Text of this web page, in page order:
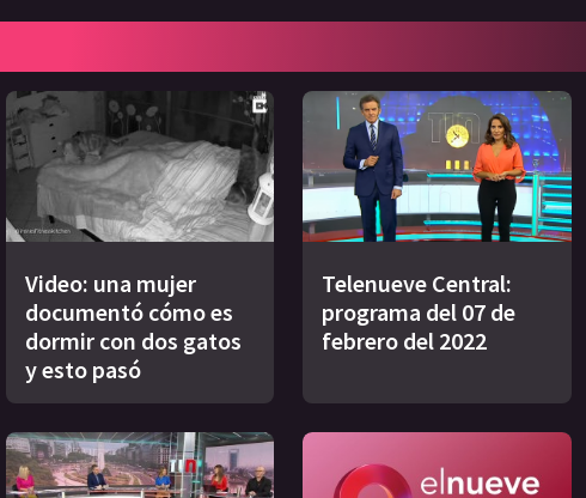
Video: una mujer
documentó cómo es
dormir con dos gatos
y esto pasó
Telenueve Central:
programa del 07 de
febrero del 2022